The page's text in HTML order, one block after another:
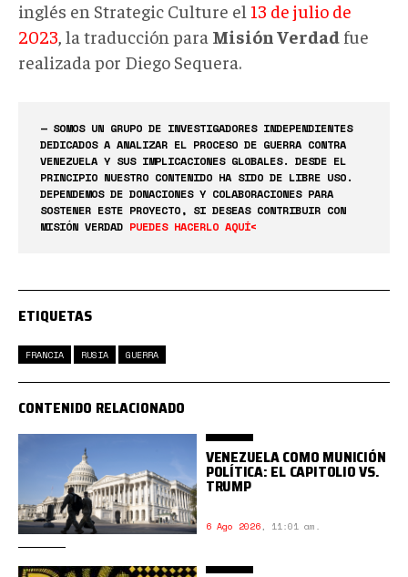
inglés en Strategic Culture el 13 de julio de
2023, la traducción para Misión Verdad fue
realizada por Diego Sequera.
— SOMOS UN GRUPO DE INVESTIGADORES INDEPENDIENTES
DEDICADOS A ANALIZAR EL PROCESO DE GUERRA CONTRA
VENEZUELA Y SUS IMPLICACIONES GLOBALES. DESDE EL
PRINCIPIO NUESTRO CONTENIDO HA SIDO DE LIBRE USO.
DEPENDEMOS DE DONACIONES Y COLABORACIONES PARA
SOSTENER ESTE PROYECTO, SI DESEAS CONTRIBUIR CON
MISIÓN VERDAD PUEDES HACERLO AQUÍ<
ETIQUETAS
FRANCIA RUSIA GUERRA
CONTENIDO RELACIONADO
VENEZUELA COMO MUNICIÓN
POLÍTICA: EL CAPITOLIO VS.
TRUMP
6 Ago 2026, 11:01 am.